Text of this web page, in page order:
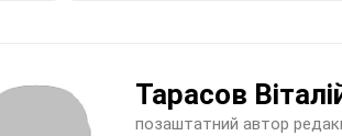
Тарасов
позаштатний автор